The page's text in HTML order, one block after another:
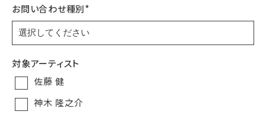
お問い合わせ種別*
対象アーティスト
佐藤 健
神木 隆之介